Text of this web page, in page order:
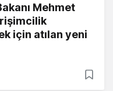
Mehmet
için atılan yeni